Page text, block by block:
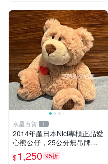
水星百貨 1
2014年產日本Nici專櫃正品愛
心熊公仔，25公分無吊牌全
新 愛心熊 公仔 熊抱玩偶
$1,250 95折